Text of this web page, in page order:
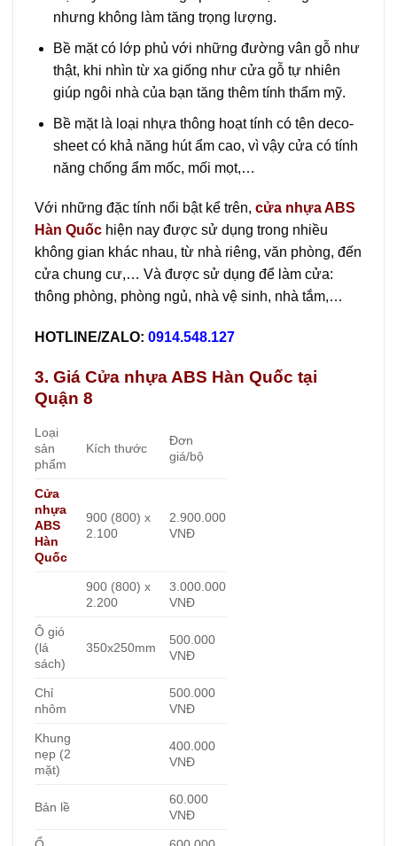
nhưng không làm tăng trọng lượng.
Bề mặt có lớp phủ với những đường vân gỗ như
thật, khi nhìn từ xa giống như cửa gỗ tự nhiên
giúp ngôi nhà của bạn tăng thêm tính thẩm mỹ.
Bề mặt là loại nhựa thông hoạt tính có tên deco-
sheet có khả năng hút ẩm cao, vì vậy cửa có tính
năng chống ẩm mốc, mối mọt,…
Với những đặc tính nổi bật kể trên, cửa nhựa ABS
Hàn Quốc hiện nay được sử dụng trong nhiều
không gian khác nhau, từ nhà riêng, văn phòng, đến
cửa chung cư,… Và được sử dụng để làm cửa:
thông phòng, phòng ngủ, nhà vệ sinh, nhà tắm,…
HOTLINE/ZALO: 0914.548.127
3. Giá Cửa nhựa ABS Hàn Quốc tại
Quận 8
Loại
sản
phẩm
Kích thước
Đơn
giá/bộ
Cửa
nhựa
ABS
Hàn
Quốc
900 (800) x
2.100
2.900.000
VNĐ
900 (800) x
2.200
3.000.000
VNĐ
Ô gió
(lá
sách)
350x250mm
500.000
VNĐ
Chỉ
nhôm
500.000
VNĐ
Khung
nẹp (2
mặt)
400.000
VNĐ
Bản lề
60.000
VNĐ